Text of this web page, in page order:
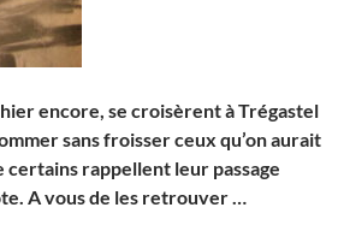
encore, se croisèrent à Trégastel
sans froisser ceux qu’on aurait
certains rappellent leur passage
A vous de les retrouver …